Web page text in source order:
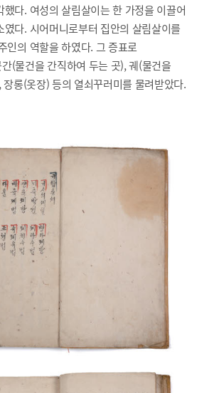
했다. 여성의 살림살이는 한 가정을 이끌어
였다. 시어머니로부터 집안의 살림살이를
인의 역할을 하였다. 그 증표로
(물건을 간직하여 두는 곳), 궤(물건을
롱(옷장) 등의 열쇠꾸러미를 물려받았다.